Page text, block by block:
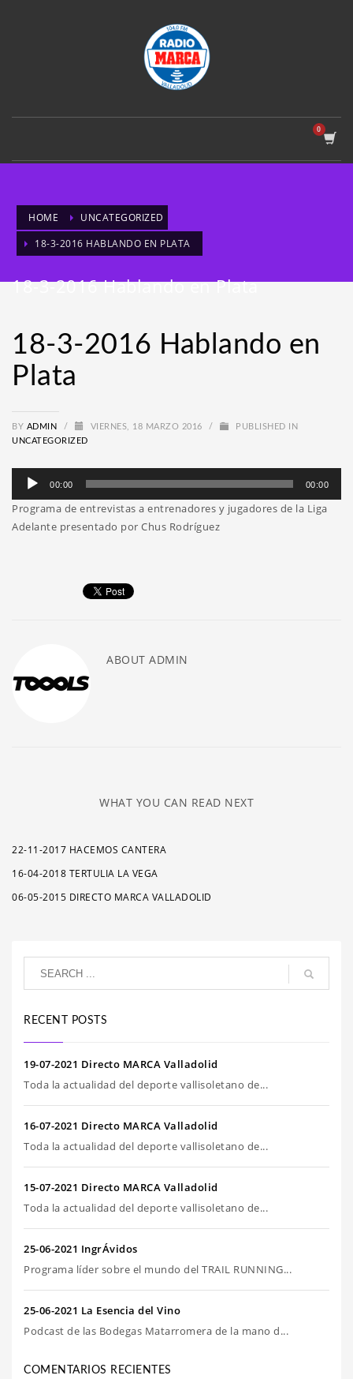
HOME
UNCATEGORIZED
18-3-2016 HABLANDO EN PLATA
18-3-2016 Hablando en Plata
18-3-2016 Hablando en
Plata
BY ADMIN / VIERNES, 18 MARZO 2016 /
PUBLISHED IN
UNCATEGORIZED
Reproductor
audio
00:00 00:00
Programa de entrevistas a entrenadores y jugadores de la Liga
Adelante presentado por Chus Rodríguez
ABOUT ADMIN
WHAT YOU CAN READ NEXT
22-11-2017 HACEMOS CANTERA
16-04-2018 TERTULIA LA VEGA
06-05-2015 DIRECTO MARCA VALLADOLID
RECENT POSTS
19-07-2021 Directo MARCA Valladolid
Toda la actualidad del deporte vallisoletano de...
16-07-2021 Directo MARCA Valladolid
Toda la actualidad del deporte vallisoletano de...
15-07-2021 Directo MARCA Valladolid
Toda la actualidad del deporte vallisoletano de...
25-06-2021 IngrÁvidos
Programa líder sobre el mundo del TRAIL RUNNING...
25-06-2021 La Esencia del Vino
Podcast de las Bodegas Matarromera de la mano d...
COMENTARIOS RECIENTES